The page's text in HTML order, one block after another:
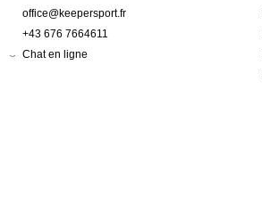
office@keepersport.fr
+43 676 7664611
Chat en ligne